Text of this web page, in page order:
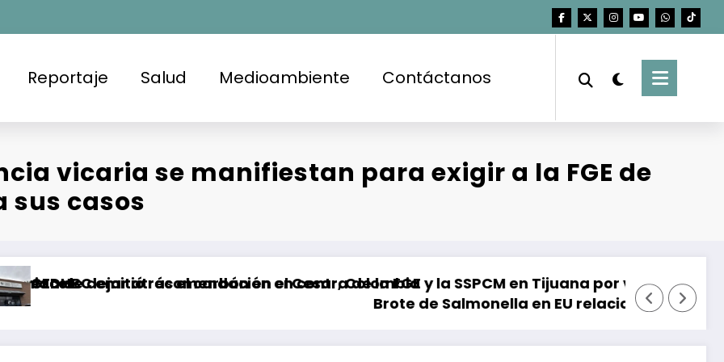
Reportaje Salud Medioambiente Contáctanos
vicaria se manifiestan para exigir a la FGE de
sus casos
carbón en el Cesar, Colombia
en contra de la FGE y la SSPCM en Tijuana por violaciones al derecho de acceso a
Brote de Salmonella en EU relacionado con chiles jalapeños de
Entre dos huracanes,